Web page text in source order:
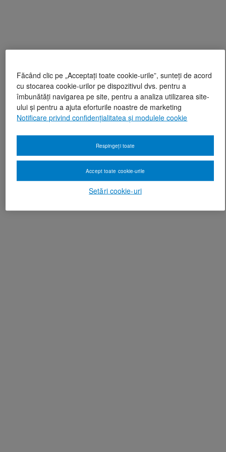
Făcând clic pe „Acceptați toate cookie-urile”, sunteți de acord
cu stocarea cookie-urilor pe dispozitivul dvs. pentru a
îmbunătăți navigarea pe site, pentru a analiza utilizarea site-
ului și pentru a ajuta eforturile noastre de marketing
Notificare privind confidențialitatea și modulele cookie
Setări cookie-uri
Respingeți toate
Accept toate cookie-urile